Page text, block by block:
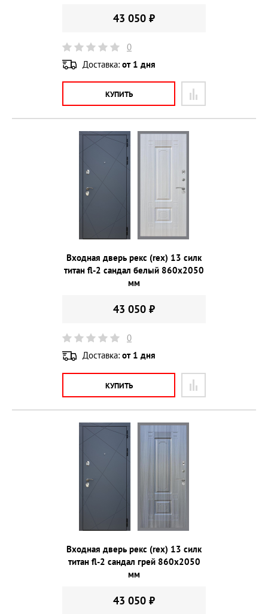
43 050 ₽
0
Доставка: от 1 дня
КУПИТЬ
Входная дверь рекс (rex) 13 силк
титан fl-2 сандал белый 860х2050
мм
43 050 ₽
0
Доставка: от 1 дня
КУПИТЬ
Входная дверь рекс (rex) 13 силк
титан fl-2 сандал грей 860х2050
мм
43 050 ₽